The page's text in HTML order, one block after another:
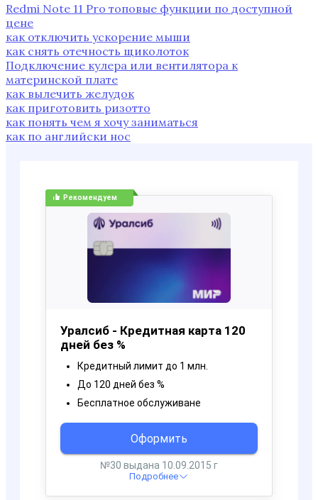
Redmi Note 11 Pro топовые функции по доступной
цене
как отключить ускорение мыши
как снять отечность щиколоток
Подключение кулера или вентилятора к
материнской плате
как вылечить желудок
как приготовить ризотто
как понять чем я хочу заниматься
как по английски нос